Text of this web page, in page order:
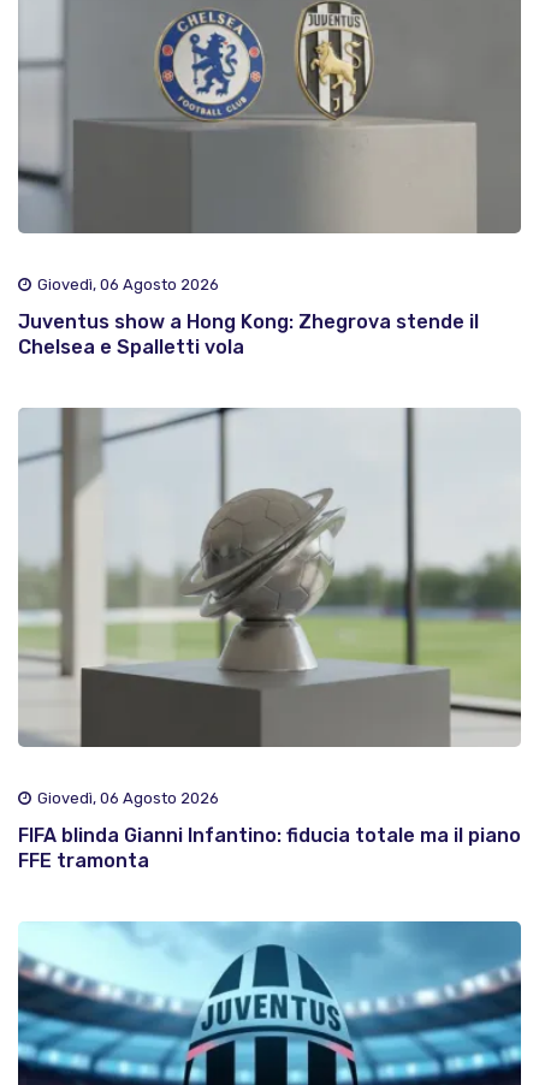
Giovedì, 06 Agosto 2026
Juventus show a Hong Kong: Zhegrova stende il
Chelsea e Spalletti vola
Giovedì, 06 Agosto 2026
FIFA blinda Gianni Infantino: fiducia totale ma il piano
FFE tramonta